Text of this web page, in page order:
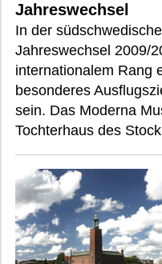
Jahreswechsel
In der
Jahreswechsel 2009/
internationalem Rang
besonderes
sein. Das Moderna
Tochterhaus des